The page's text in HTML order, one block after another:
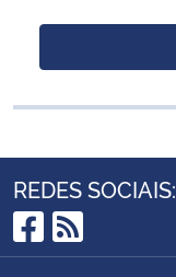
REDES SOCIAIS:
Facebook
RSS